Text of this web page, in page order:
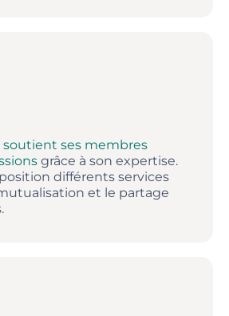
soutient ses membres
grâce à son expertise.
différents services
et le partage